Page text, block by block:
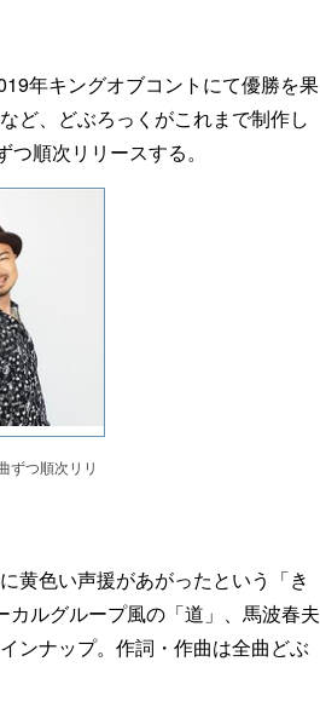
年キングオブコントにて優勝を果
ど、どぶろっくがこれまで制作し
順次リリースする。
ずつ順次リリ
黄色い声援があがったという「き
ルグループ風の「道」、馬波春夫
ンナップ。作詞・作曲は全曲どぶ